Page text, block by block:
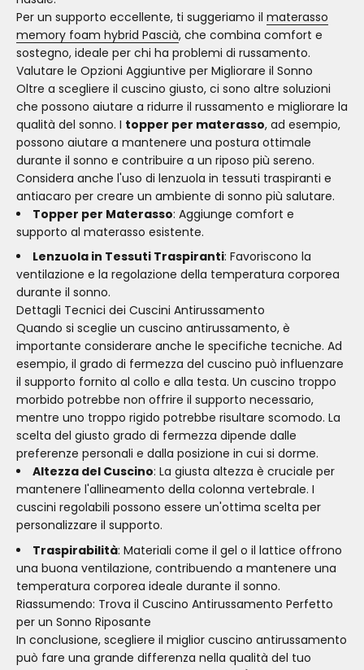
Per un supporto eccellente, ti suggeriamo il materasso
memory foam hybrid Pascià, che combina comfort e
sostegno, ideale per chi ha problemi di russamento.
Valutare le Opzioni Aggiuntive per Migliorare il Sonno
Oltre a scegliere il cuscino giusto, ci sono altre soluzioni
che possono aiutare a ridurre il russamento e migliorare la
qualità del sonno. I topper per materasso, ad esempio,
possono aiutare a mantenere una postura ottimale
durante il sonno e contribuire a un riposo più sereno.
Considera anche l'uso di lenzuola in tessuti traspiranti e
antiacaro per creare un ambiente di sonno più salutare.
Topper per Materasso: Aggiunge comfort e
supporto al materasso esistente.
Lenzuola in Tessuti Traspiranti: Favoriscono la
ventilazione e la regolazione della temperatura corporea
durante il sonno.
Dettagli Tecnici dei Cuscini Antirussamento
Quando si sceglie un cuscino antirussamento, è
importante considerare anche le specifiche tecniche. Ad
esempio, il grado di fermezza del cuscino può influenzare
il supporto fornito al collo e alla testa. Un cuscino troppo
morbido potrebbe non offrire il supporto necessario,
mentre uno troppo rigido potrebbe risultare scomodo. La
scelta del giusto grado di fermezza dipende dalle
preferenze personali e dalla posizione in cui si dorme.
Altezza del Cuscino: La giusta altezza è cruciale per
mantenere l'allineamento della colonna vertebrale. I
cuscini regolabili possono essere un'ottima scelta per
personalizzare il supporto.
Traspirabilità: Materiali come il gel o il lattice offrono
una buona ventilazione, contribuendo a mantenere una
temperatura corporea ideale durante il sonno.
Riassumendo: Trova il Cuscino Antirussamento Perfetto
per un Sonno Riposante
In conclusione, scegliere il miglior cuscino antirussamento
può fare una grande differenza nella qualità del tuo